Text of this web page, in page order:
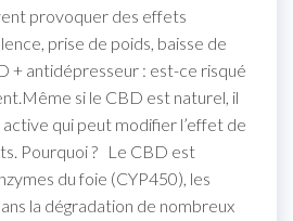
provoquer des effets
prise de poids, baisse de
+ antidépresseur : est-ce risqué
si le CBD est naturel, il
qui peut modifier l’effet de
Pourquoi ? Le CBD est
du foie (CYP450), les
la dégradation de nombreux